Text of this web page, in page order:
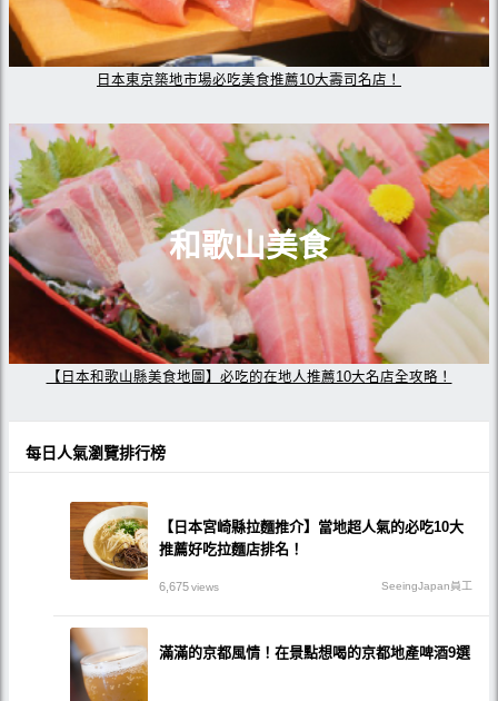
日本東京築地市場必吃美食推薦10大壽司名店！
和歌山美食
【日本和歌山縣美食地圖】必吃的在地人推薦10大名店全攻略！
每日人氣瀏覽排行榜
【日本宮崎縣拉麵推介】當地超人氣的必吃10大
推薦好吃拉麵店排名！
6,675views SeeingJapan員工
滿滿的京都風情！在景點想喝的京都地產啤酒9選